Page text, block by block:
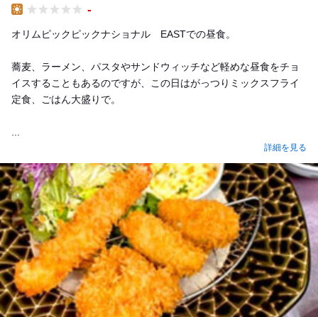
-
オリムピックピックナショナル EASTでの昼食。
蕎麦、ラーメン、パスタやサンドウィッチなど軽めな昼食をチョ
イスすることもあるのですが、この日はがっつりミックスフライ
定食、ごはん大盛りで。
詳細を見る